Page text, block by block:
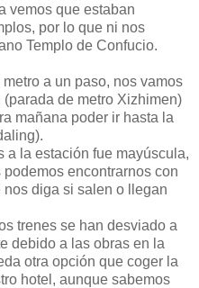
vemos que estaban
por lo que ni nos
Templo de Confucio.
a un paso, nos vamos
de metro Xizhimen)
mañana poder ir hasta la
a la estación fue mayúscula,
encontrarnos con
diga si salen o llegan
trenes se han desviado a
debido a las obras en la
otra opción que coger la
hotel, aunque sabemos